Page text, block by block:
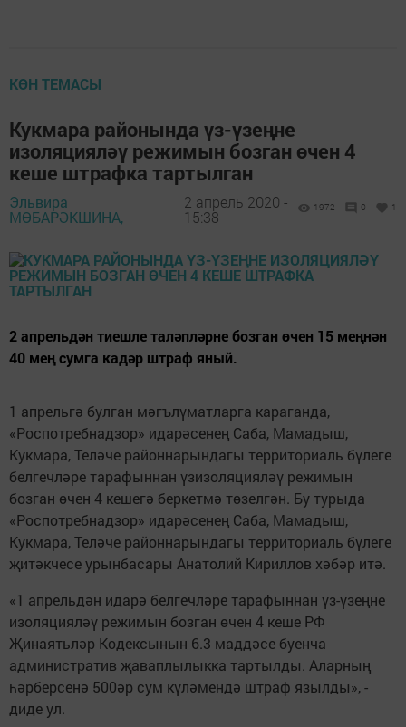
КӨН ТЕМАСЫ
Кукмара районында үз-үзеңне
изоляцияләү режимын бозган өчен 4
кеше штрафка тартылган
Эльвира
МӨБАРӘКШИНА,
2 апрель 2020 -
15:38
1972 0 1
2 апрельдән тиешле таләпләрне бозган өчен 15 меңнән
40 мең сумга кадәр штраф яный.
1 апрельгә булган мәгълүматларга караганда,
«Роспотребнадзор» идарәсенең Саба, Мамадыш,
Кукмара, Теләче районнарындагы территориаль бүлеге
белгечләре тарафыннан үзизоляцияләү режимын
бозган өчен 4 кешегә беркетмә төзелгән. Бу турыда
«Роспотребнадзор» идарәсенең Саба, Мамадыш,
Кукмара, Теләче районнарындагы территориаль бүлеге
җитәкчесе урынбасары Анатолий Кириллов хәбәр итә.
«1 апрельдән идарә белгечләре тарафыннан үз-үзеңне
изоляцияләү режимын бозган өчен 4 кеше РФ
Җинаятьләр Кодексынын 6.3 маддәсе буенча
административ җаваплылыкка тартылды. Аларның
һәрберсенә 500әр сум күләмендә штраф язылды», -
диде ул.